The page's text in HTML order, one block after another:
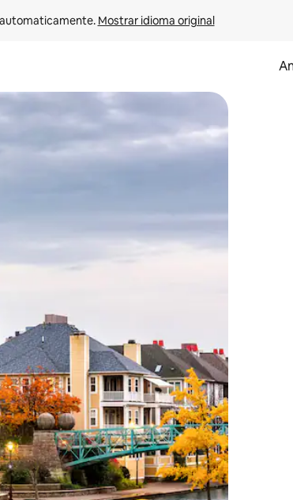
Mostrar idioma original
baixo do teclado ou tocando e deslizando o dedo na